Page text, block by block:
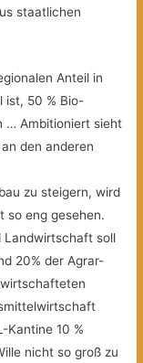
staatlichen
Anteil in
ist, 50 % Bio-
… Ambitioniert sieht
den anderen
zu steigern, wird
so eng gesehen.
Landwirtschaft soll
20% der Agrar-
Kantine 10 %
nicht so groß zu